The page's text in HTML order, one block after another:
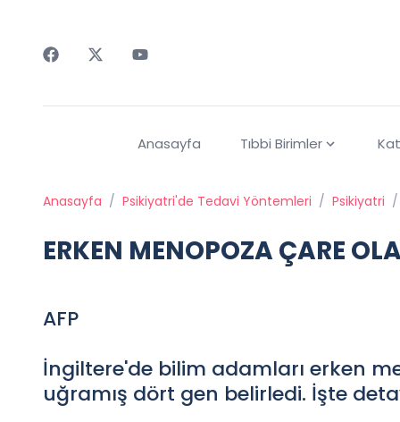
Anasayfa Tıbbi Birimler
Anasayfa / Psikiyatri'de Tedavi Yöntemleri / Psikiyatri /
ERKEN MENOPOZA ÇARE
AFP
İngiltere'de bilim adamları erken
uğramış dört gen belirledi. İşte